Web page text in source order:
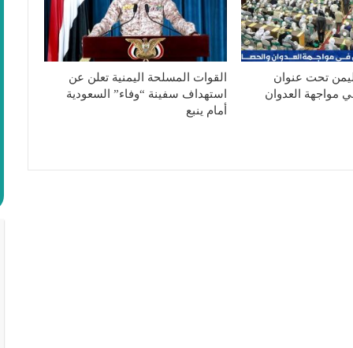
تحت عنوان
مواجهة العدوان
القوات المسلحة اليمنية تعلن عن
استهداف سفينة “وفاء” السعودية
أمام ينبع